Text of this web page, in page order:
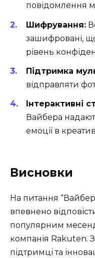
повідомлення
Шифрування:
зашифровані,
рівень
Підтримка
відправляти
Інтерактивні
Вайбера
емоції в
Висновки
На питання
впевнено
популярним
компанія Rakuten.
підтримці та